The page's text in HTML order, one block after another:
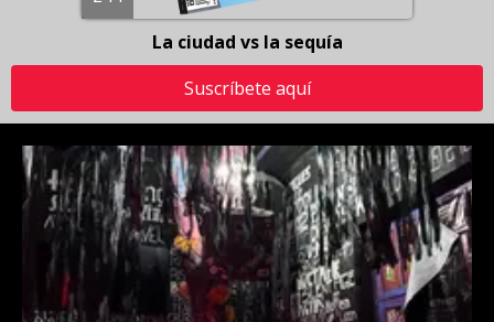
La ciudad vs la sequía
Suscríbete aquí